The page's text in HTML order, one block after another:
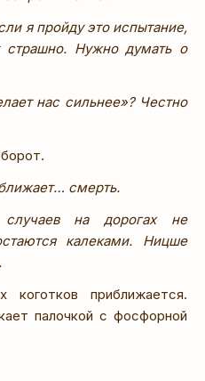
я пройду это испытание,
Нужно думать о
нас сильнее»? Честно
смерть.
на дорогах не
калеками. Ницше
коготков приближается.
палочкой с фосфорной